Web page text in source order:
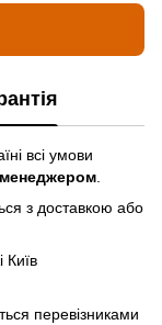
всі умови
менеджером
з доставкою або
Київ
перевізниками